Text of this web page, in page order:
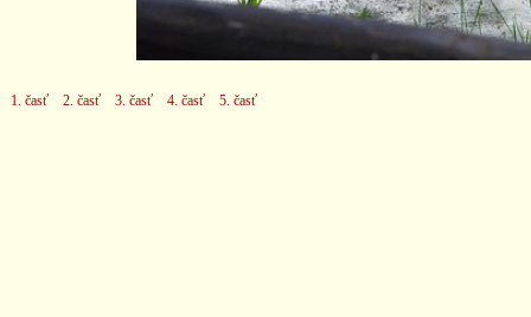
1. časť 2. časť 3. časť 4. časť 5. časť